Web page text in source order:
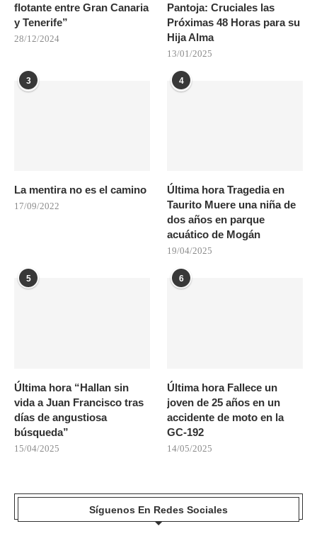
flotante entre Gran Canaria
y Tenerife”
28/12/2024
Pantoja: Cruciales las
Próximas 48 Horas para su
Hija Alma
13/01/2025
3
La mentira no es el camino
17/09/2022
4
Última hora Tragedia en
Taurito Muere una niña de
dos años en parque
acuático de Mogán
19/04/2025
5
Última hora “Hallan sin
vida a Juan Francisco tras
días de angustiosa
búsqueda”
15/04/2025
6
Última hora Fallece un
joven de 25 años en un
accidente de moto en la
GC-192
14/05/2025
Síguenos En Redes Sociales